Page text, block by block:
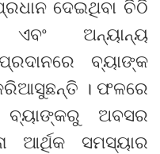
ଦେଇଥିବା ଚିଠି
ଏବଂ ଅନ୍ୟାନ୍ୟ
ବ୍ୟାଙ୍କ
। ଫଳରେ
ବ୍ୟାଙ୍କରୁ ଅବସର
ଆର୍ଥିକ ସମସ୍ୟାର